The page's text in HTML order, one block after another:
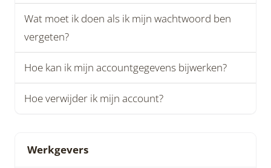
Wat moet ik doen als ik mijn wachtwoord ben
vergeten?
Hoe kan ik mijn accountgegevens bijwerken?
Hoe verwijder ik mijn account?
Werkgevers